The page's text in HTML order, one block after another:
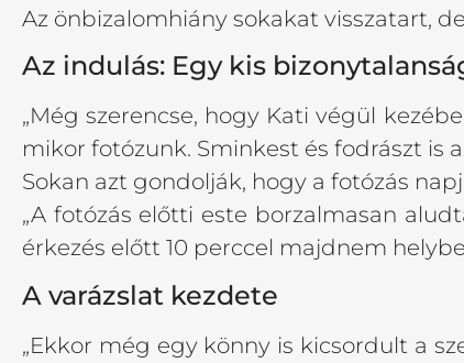
Az önbizalomhiány sokakat visszatart,
Az indulás: Egy kis
„Még szerencse, hogy Kati végül
mikor fotózunk. Sminkest és fodrászt is
Sokan azt gondolják, hogy a fotózás
„A fotózás előtti este borzalmasan
érkezés előtt 10 perccel majdnem
A varázslat kezdete
„Ekkor még egy könny is kicsordult a